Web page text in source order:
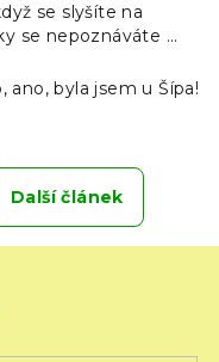
se slyšíte na
se nepoznáváte ...
ano, byla jsem u Šípa!
Další článek